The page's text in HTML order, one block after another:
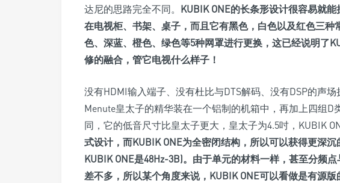
达尼的思路完全不同。 KUBIK ONE的长条形设计很容易就
在电视柜、书架、桌子，而且它有黑色，白色以及红色三种
色、深蓝、橙色、绿色等5种网罩进行更换，这已经说明了
修的融合，管它电视什么样子！
没有HDMI输入端子、没有杜比与DTS解码、没有DSP的声
Menute皇太子的精华装在一个铝制的机箱中，再加上四组D
同，它的低音尺寸比皇太子更大，皇太子为4.5吋，KUBIK
式设计，而KUBIK ONE为全密闭结构，所以可以获得更深沉
KUBIK ONE是48Hz-3B)。由于单元的材料一样，甚至分频
差不多，所以某个角度来说，KUBIK ONE可以看做是有源版